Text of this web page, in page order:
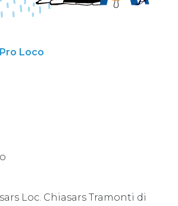
Loco
Loc. Chiasars Tramonti di